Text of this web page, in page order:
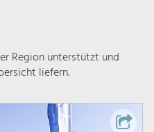
Region unterstützt und
liefern.